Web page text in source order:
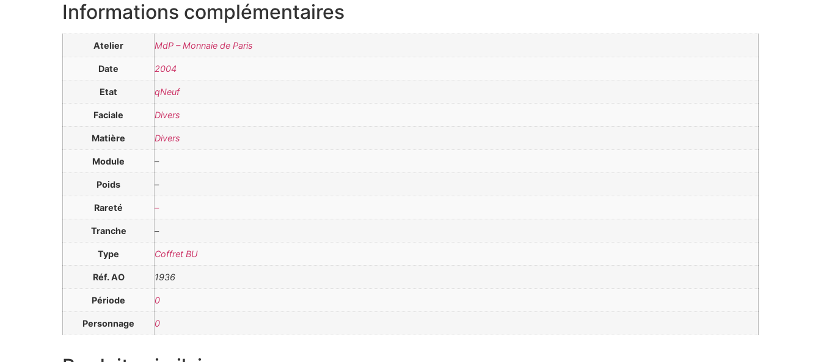
Informations complémentaires
Atelier MdP – Monnaie de Paris
Date 2004
Etat qNeuf
Faciale Divers
Matière Divers
Module –
Poids –
Rareté –
Tranche –
Type Coffret BU
Réf. AO 1936
Période 0
Personnage 0